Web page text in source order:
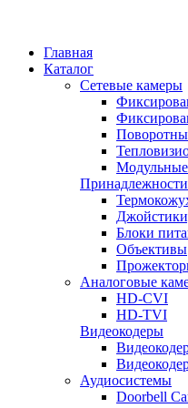
Главная
Каталог
Сетевые камеры
Блоки
Объективы
Аналоговые
HD-CVI
HD-TVI
Видеокодеры
Аудиосистемы
Doorbell